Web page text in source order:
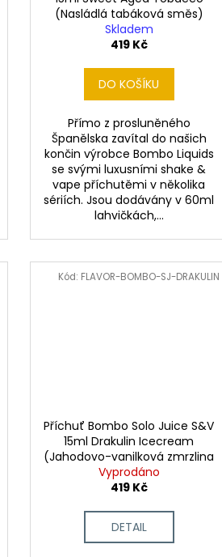
(Nasládlá tabáková směs)
Skladem
419 Kč
DO KOŠÍKU
Přímo z prosluněného
Španělska zavítal do našich
končin výrobce Bombo Liquids
se svými luxusními shake &
vape příchutěmi v několika
sériích. Jsou dodávány v 60ml
lahvičkách,...
Příchuť Bombo Solo Juice S&V
15ml Drakulin Icecream
(Jahodovo-vanilková zmrzlina
s colou)
Vyprodáno
419 Kč
DETAIL
Kód: FLAVOR-BOMBO-SJ-DRAKULIN